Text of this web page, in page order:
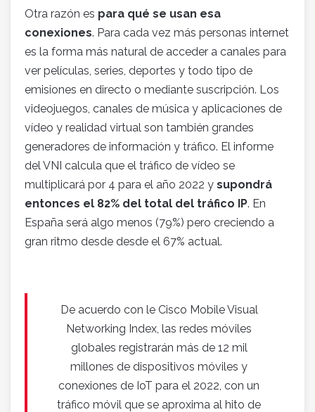
Otra razón es para qué se usan esa
conexiones. Para cada vez más personas internet
es la forma más natural de acceder a canales para
ver películas, series, deportes y todo tipo de
emisiones en directo o mediante suscripción. Los
videojuegos, canales de música y aplicaciones de
vídeo y realidad virtual son también grandes
generadores de información y tráfico. El informe
del VNI calcula que el tráfico de vídeo se
multiplicará por 4 para el año 2022 y supondrá
entonces el 82% del total del tráfico IP. En
España será algo menos (79%) pero creciendo a
gran ritmo desde desde el 67% actual.
De acuerdo con le Cisco Mobile Visual
Networking Index, las redes móviles
globales registrarán más de 12 mil
millones de dispositivos móviles y
conexiones de IoT para el 2022, con un
tráfico móvil que se aproxima al hito de